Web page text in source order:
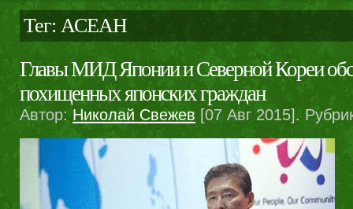
Тег: АСЕАН
Главы МИД Японии и Северной Кореи
похищенных японских граждан
Автор:Николай Свежев [07 Авг 2015].